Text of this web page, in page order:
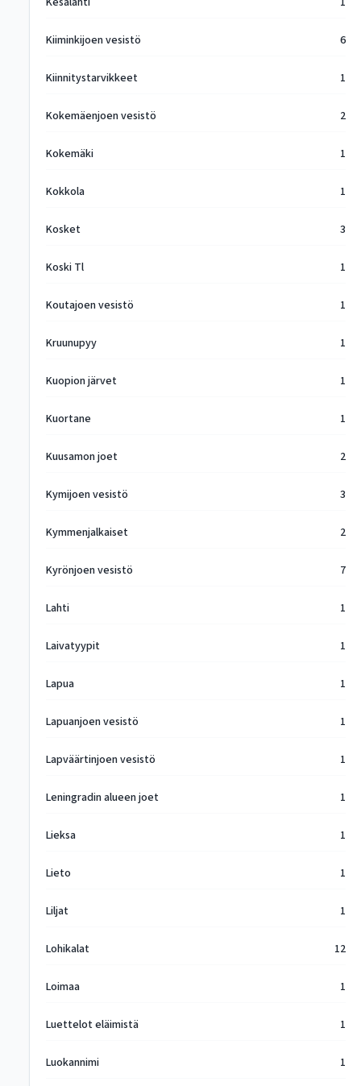
Kiiminkijoen vesistö 6
Kiinnitystarvikkeet 1
Kokemäenjoen vesistö 2
Kokemäki 1
Kokkola 1
Kosket 3
Koski Tl 1
Koutajoen vesistö 1
Kruunupyy 1
Kuopion järvet 1
Kuortane 1
Kuusamon joet 2
Kymijoen vesistö 3
Kymmenjalkaiset 2
Kyrönjoen vesistö 7
Lahti 1
Laivatyypit 1
Lapua 1
Lapuanjoen vesistö 1
Lapväärtinjoen vesistö 1
Leningradin alueen joet 1
Lieksa 1
Lieto 1
Liljat 1
Lohikalat 12
Loimaa 1
Luettelot eläimistä 1
Luokannimi 1